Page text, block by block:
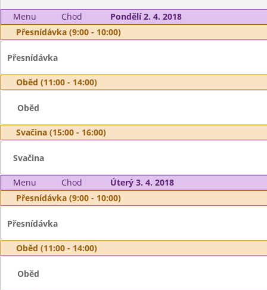
Menu Chod
Pondělí 2. 4. 2018
Přesnídávka (9:00 - 10:00)
Přesnídávka
Oběd (11:00 - 14:00)
Oběd
Svačina (15:00 - 16:00)
Svačina
Menu Chod
Úterý 3. 4. 2018
Přesnídávka (9:00 - 10:00)
Přesnídávka
Oběd (11:00 - 14:00)
Oběd